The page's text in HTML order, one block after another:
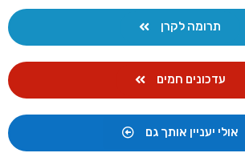
תרומה לקרן
עדכונים חמים
אולי יעניין אותך גם